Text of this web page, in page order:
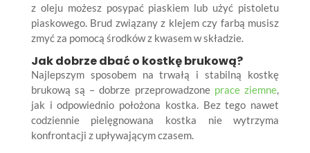
z oleju możesz posypać piaskiem lub użyć pistoletu
piaskowego. Brud związany z klejem czy farbą musisz
zmyć za pomocą środków z kwasem w składzie.
Jak dobrze dbać o kostkę brukową?
Najlepszym sposobem na trwałą i stabilną kostkę
brukową są – dobrze przeprowadzone prace ziemne,
jak i odpowiednio położona kostka. Bez tego nawet
codziennie pielęgnowana kostka nie wytrzyma
konfrontacji z upływającym czasem.